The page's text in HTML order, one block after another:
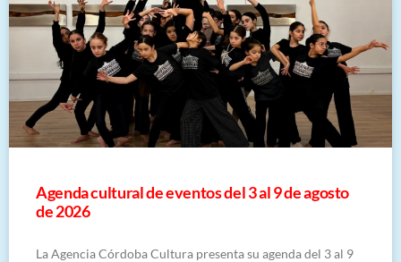
​Agenda cultural de eventos del 3 al 9 de agosto
de 2026
La Agencia Córdoba Cultura presenta su agenda del 3 al 9